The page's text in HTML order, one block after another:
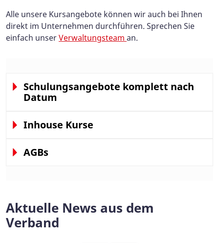
Alle unsere Kursangebote können wir auch bei Ihnen
direkt im Unternehmen durchführen. Sprechen Sie
einfach unserVerwaltungsteam an.
Schulungsangebote komplett nach
Datum
Inhouse Kurse
AGBs
Aktuelle News aus dem
Verband